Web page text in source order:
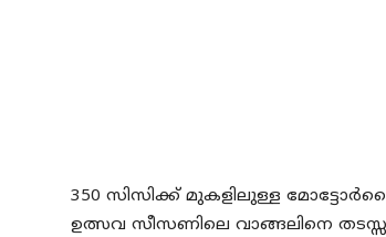
350 സിസിക്ക് മുകളിലുള്ള
ഉത്സവ സീസണിലെ വാങ്ങലിനെ